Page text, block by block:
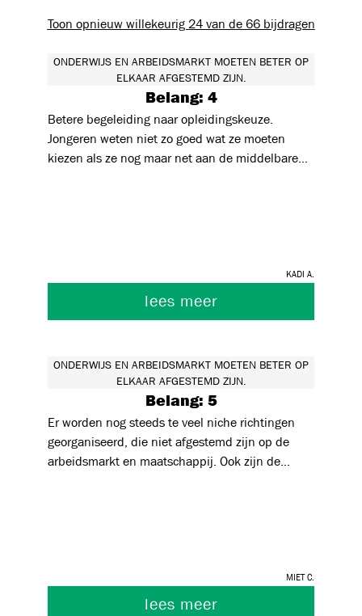
Toon opnieuw willekeurig 24 van de 66 bijdragen
ONDERWIJS EN ARBEIDSMARKT MOETEN BETER OP
ELKAAR AFGESTEMD ZIJN.
Belang: 4
Betere begeleiding naar opleidingskeuze.
Jongeren weten niet zo goed wat ze moeten
kiezen als ze nog maar net aan de middelbare
Kadi A.
lees meer
ONDERWIJS EN ARBEIDSMARKT MOETEN BETER OP
ELKAAR AFGESTEMD ZIJN.
Belang: 5
Er worden nog steeds te veel niche richtingen
georganiseerd, die niet afgestemd zijn op de
arbeidsmarkt en maatschappij. Ook zijn de
andere campagnes in de maatschappij kan veel
Miet C.
lees meer